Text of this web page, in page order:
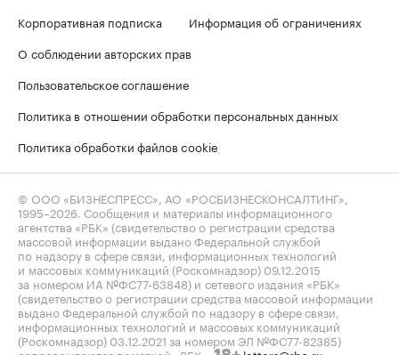
Корпоративная подписка
Информация об ограничениях
О соблюдении авторских прав
Пользовательское соглашение
Политика в отношении обработки персональных данных
Политика обработки файлов cookie
© ООО «БИЗНЕСПРЕСС», АО «РОСБИЗНЕСКОНСАЛТИНГ»,
1995–2026 . Сообщения и материалы информационного
агентства «РБК» (свидетельство о регистрации средства
массовой информации выдано Федеральной службой
по надзору в сфере связи, информационных технологий
и массовых коммуникаций (Роскомнадзор) 09.12.2015
за номером ИА №ФС77-63848) и сетевого издания «РБК»
(свидетельство о регистрации средства массовой информации
выдано Федеральной службой по надзору в сфере связи,
информационных технологий и массовых коммуникаций
(Роскомнадзор) 03.12.2021 за номером ЭЛ №ФС77-82385)